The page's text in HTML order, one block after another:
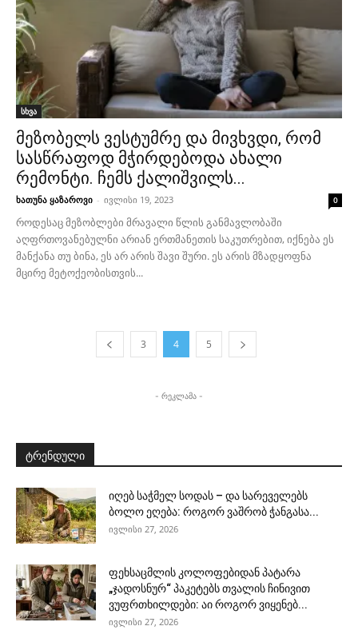
სხვა
მეზობელს ვესტუმრე და მივხვდი, რომ
სასწრაფოდ მჭირდებოდა ახალი
რემონტი. ჩემს ქალიშვილს...
ხათუნა ყაზაროვი - ივლისი 19, 2023 0
როდესაც მეზობლები მრავალი წლის განმავლობაში
აღფრთოვანებულნი არიან ერთმანეთის საკუთრებით, იქნება ეს
მანქანა თუ ბინა, ეს არ არის შავი შური. ეს არის მზადყოფნა
მცირე მეტოქეობისთვის...
3 4 5
- რეკლამა -
ტრენდული
იღებ საჭმელ სოდას – და სარეველებს
ბოლო ეღება: როგორ ვაშრობ ჭანგასა...
ივლისი 27, 2026
ფეხსაცმლის კოლოფებიდან პატარა
„ჯადოსნურ“ პაკეტებს თვალის ჩინივით
ვუფრთხილდები: აი როგორ ვიყენებ...
ივლისი 27, 2026